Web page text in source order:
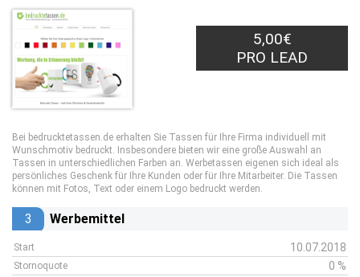
5,00€
PRO LEAD
Bei bedrucktetassen.de erhalten Sie Tassen für Ihre Firma individuell mit
Wunschmotiv bedruckt. Insbesondere bieten wir eine große Auswahl an
Tassen in unterschiedlichen Farben an. Werbetassen eigenen sich ideal als
persönliches Geschenk für Ihre Kunden oder für Ihre Mitarbeiter. Die Tassen
können mit Fotos, Text oder einem Logo bedruckt werden.
3 Werbemittel
Start 10.07.2018
Stornoquote 0 %